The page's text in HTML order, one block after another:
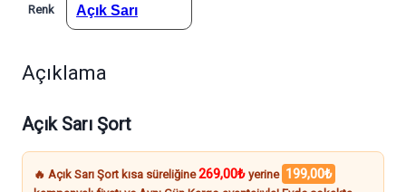
Renk Açık Sarı
Açıklama
Açık Sarı Şort
🔥 Açık Sarı Şort kısa süreliğine269,00₺ yerine 199,00₺